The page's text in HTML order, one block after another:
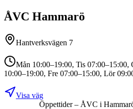
ÅVC Hammarö
Hantverksvägen 7
Mån 10:00–19:00, Tis 07:00–15:00,
10:00–19:00, Fre 07:00–15:00, Lör
Visa väg
Öppettider – ÅVC i